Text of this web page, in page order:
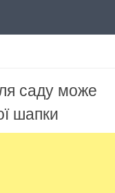
саду може
шапки